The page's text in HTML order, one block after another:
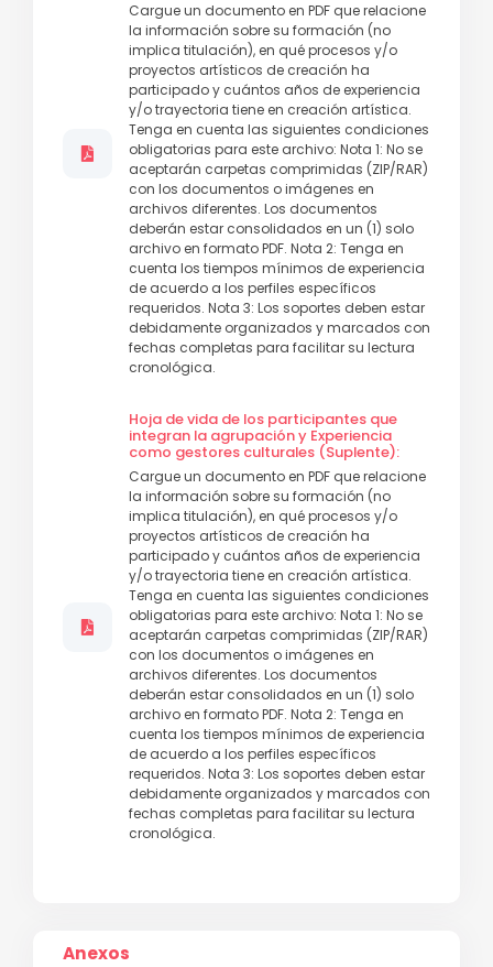
Cargue un documento en PDF que relacione
la información sobre su formación (no
implica titulación), en qué procesos y/o
proyectos artísticos de creación ha
participado y cuántos años de experiencia
y/o trayectoria tiene en creación artística.
Tenga en cuenta las siguientes condiciones
obligatorias para este archivo: Nota 1: No se
aceptarán carpetas comprimidas (ZIP/RAR)
con los documentos o imágenes en
archivos diferentes. Los documentos
deberán estar consolidados en un (1) solo
archivo en formato PDF. Nota 2: Tenga en
cuenta los tiempos mínimos de experiencia
de acuerdo a los perfiles específicos
requeridos. Nota 3: Los soportes deben estar
debidamente organizados y marcados con
fechas completas para facilitar su lectura
cronológica.
Hoja de vida de los participantes que
integran la agrupación y Experiencia
como gestores culturales (Suplente):
Cargue un documento en PDF que relacione
la información sobre su formación (no
implica titulación), en qué procesos y/o
proyectos artísticos de creación ha
participado y cuántos años de experiencia
y/o trayectoria tiene en creación artística.
Tenga en cuenta las siguientes condiciones
obligatorias para este archivo: Nota 1: No se
aceptarán carpetas comprimidas (ZIP/RAR)
con los documentos o imágenes en
archivos diferentes. Los documentos
deberán estar consolidados en un (1) solo
archivo en formato PDF. Nota 2: Tenga en
cuenta los tiempos mínimos de experiencia
de acuerdo a los perfiles específicos
requeridos. Nota 3: Los soportes deben estar
debidamente organizados y marcados con
fechas completas para facilitar su lectura
cronológica.
Anexos